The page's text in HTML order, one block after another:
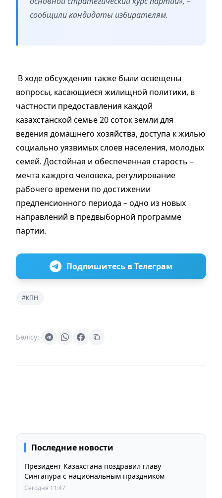
сообщили кандидаты избирателям.
В ходе обсуждения также были освещены
вопросы, касающиеся жилищной политики, в
частности предоставления каждой
казахстанской семье 20 соток земли для
ведения домашнего хозяйства, доступа к жилью
социально уязвимых слоев населения, молодых
семей. Достойная и обеспеченная старость –
мечта каждого человека, регулирование
рабочего времени по достижении
предпенсионного периода – одно из новых
направлений в предвыборной программе
партии.
Подпишитесь в Телеграм
#КПН
Бөлісу:
Последние новости
Президент Казахстана поздравил главу
Сингапура с национальным праздником
Сегодня 11:47